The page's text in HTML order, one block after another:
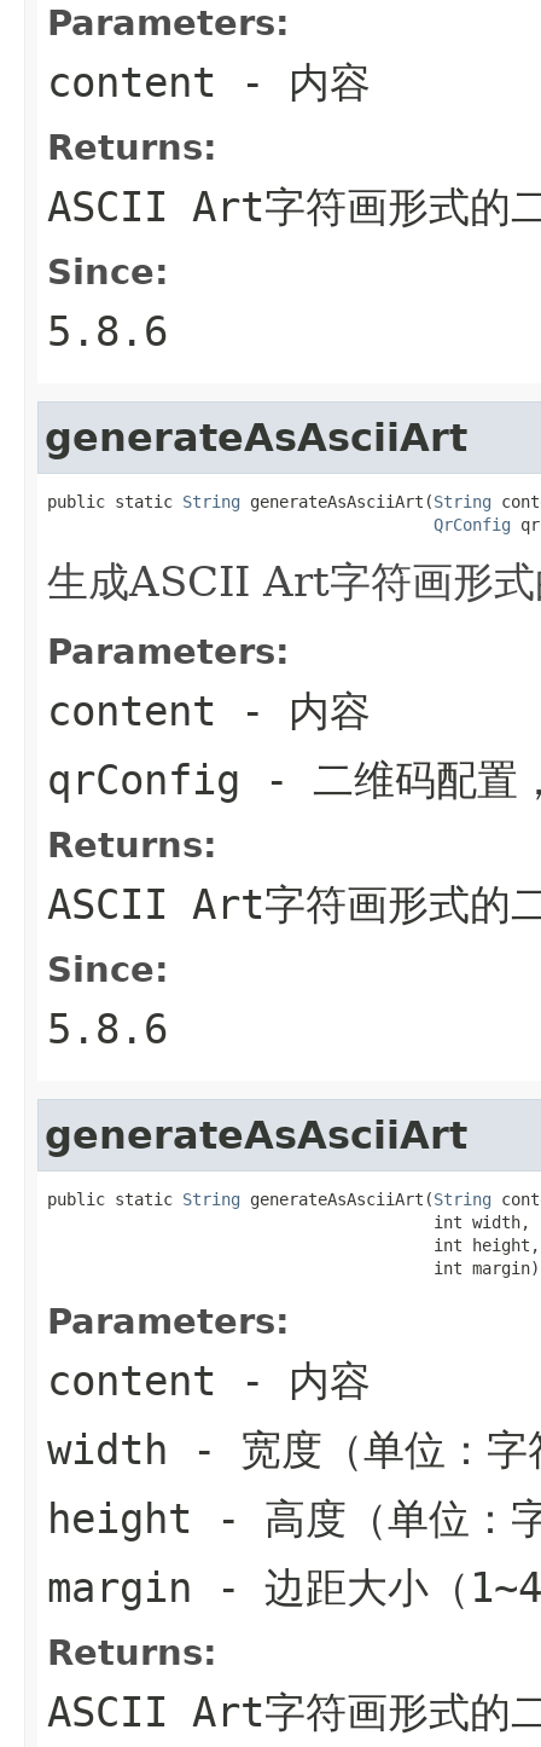
Parameters:
content - 内容
Returns:
ASCII Art字符画形式的
Since:
5.8.6
generateAsAsciiArt
public static String generateAsAsciiArt(String
QrConfig
生成ASCII Art字符画形式
Parameters:
content - 内容
qrConfig - 二维码配置
Returns:
ASCII Art字符画形式的
Since:
5.8.6
generateAsAsciiArt
public static String generateAsAsciiArt(String
                                        int width,
                                        int height,
                                        int margin)
Parameters:
content - 内容
width - 宽度（单位：字
height - 高度（单位：
margin - 边距大小（
Returns:
ASCII Art字符画形式的